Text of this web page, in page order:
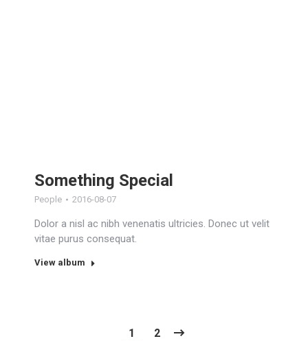
Something Special
People 2016-08-07
Dolor a nisl ac nibh venenatis ultricies. Donec ut velit
vitae purus consequat.
View album
1 2